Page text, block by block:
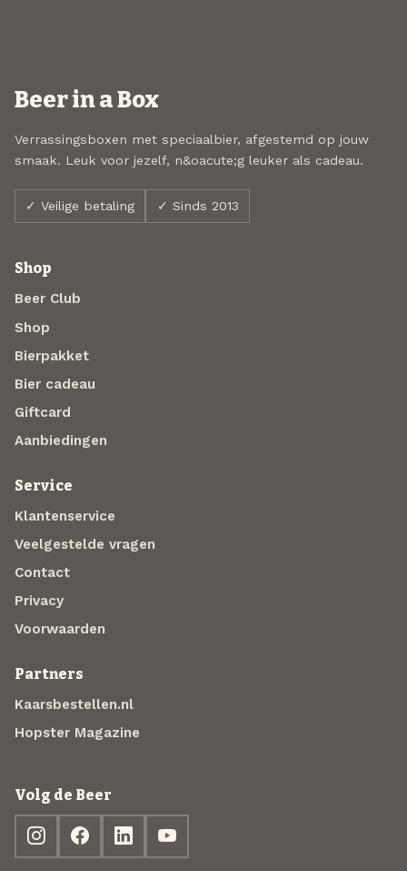
Beer in a Box
Verrassingsboxen met speciaalbier, afgestemd op jouw
smaak. Leuk voor jezelf, n&oacute;g leuker als cadeau.
✓ Veilige betaling ✓ Sinds 2013
Shop
Beer Club
Shop
Bierpakket
Bier cadeau
Giftcard
Aanbiedingen
Service
Klantenservice
Veelgestelde vragen
Contact
Privacy
Voorwaarden
Partners
Kaarsbestellen.nl
Hopster Magazine
Volg de Beer